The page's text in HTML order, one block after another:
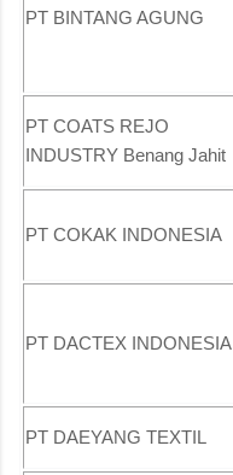
PT BINTANG AGUNG
PT COATS REJO
INDUSTRY Benang Jahit
PT COKAK INDONESIA
PT DACTEX INDONESIA
PT DAEYANG TEXTIL